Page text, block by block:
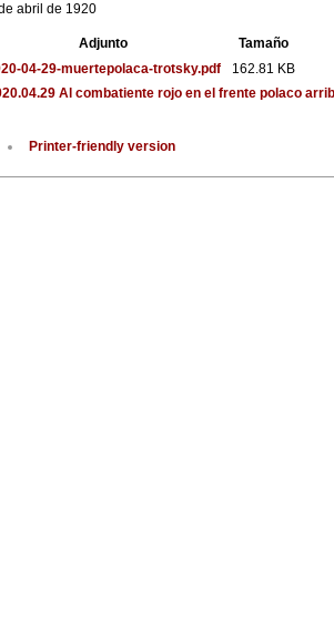
abril de 1920
Adjunto
Tamaño
04-29-muertepolaca-trotsky.pdf
162.81 KB
Al combatiente rojo en el frente polaco
Printer-friendly version